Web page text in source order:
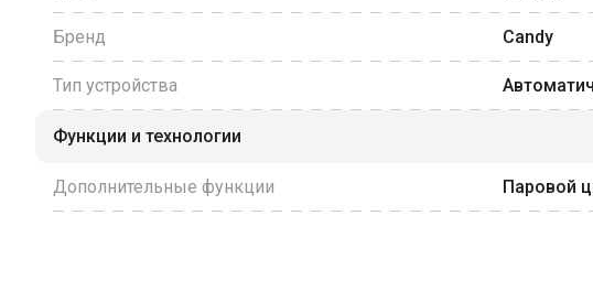
Бренд Candy
Тип устройства
Функции и технологии
Дополнительные функции Паровой